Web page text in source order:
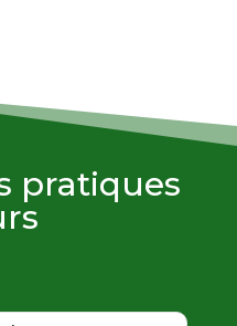
pratiques